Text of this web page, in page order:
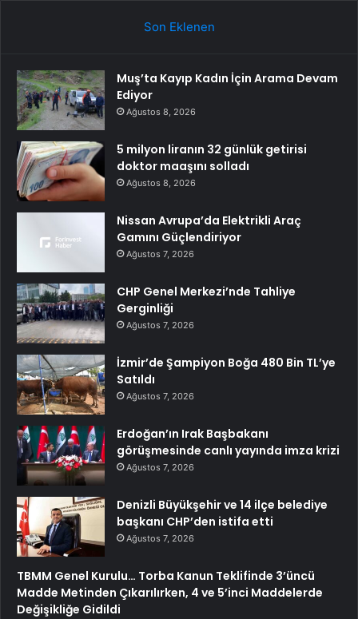
Son Eklenen
Muş’ta Kayıp Kadın İçin Arama Devam
Ediyor
Ağustos 8, 2026
5 milyon liranın 32 günlük getirisi
doktor maaşını solladı
Ağustos 8, 2026
Nissan Avrupa’da Elektrikli Araç
Gamını Güçlendiriyor
Ağustos 7, 2026
CHP Genel Merkezi’nde Tahliye
Gerginliği
Ağustos 7, 2026
İzmir’de Şampiyon Boğa 480 Bin TL’ye
Satıldı
Ağustos 7, 2026
Erdoğan’ın Irak Başbakanı
görüşmesinde canlı yayında imza krizi
Ağustos 7, 2026
Denizli Büyükşehir ve 14 ilçe belediye
başkanı CHP’den istifa etti
Ağustos 7, 2026
TBMM Genel Kurulu… Torba Kanun Teklifinde 3’üncü
Madde Metinden Çıkarılırken, 4 ve 5’inci Maddelerde
Değişikliğe Gidildi